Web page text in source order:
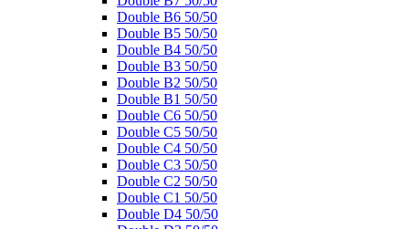
Double B6 50/50
Double B5 50/50
Double B4 50/50
Double B3 50/50
Double B2 50/50
Double B1 50/50
Double C6 50/50
Double C5 50/50
Double C4 50/50
Double C3 50/50
Double C2 50/50
Double C1 50/50
Double D4 50/50